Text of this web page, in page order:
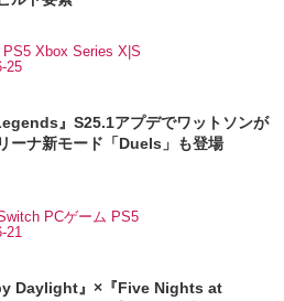
25
PS5 Xbox Series X|S
』S25.1アプデでワットソンが
ーナ新モード「Duels」も登場
21
PCゲーム PS5
Daylight』×『Five Nights at